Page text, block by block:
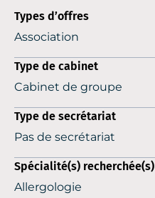
Types d’offres
Association
Type de cabinet
Cabinet de groupe
Type de secrétariat
Pas de secrétariat
Spécialité(s) recherchée(s)
Allergologie